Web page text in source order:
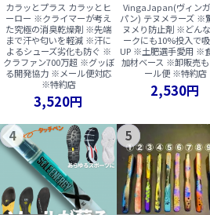
カラッとプラス カラッとヒ
ーロー ※クライマーが考え
た究極の消臭乾燥剤 ※先端
まで汗や匂いを軽減 ※汗に
よるシューズ劣化も防ぐ ※
クラファン700万超 ※グッぼ
る開発協力 ※メール便対応
※特約店
3,520円
VingaJapan(ヴィン
パン) テヌメラーズ ※
ヌメり防止剤 ※どん
ークにも10%投入で
UP ※土肥選手愛用 ※
加材ベース ※卸販売
ール便 ※特約店
2,530円
4 5